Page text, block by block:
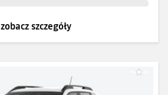
zobacz szczegóły